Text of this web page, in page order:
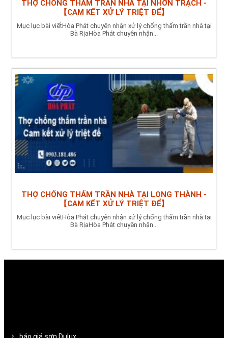
THỢ CHỐNG THẤM TRẦN NHÀ TẠI NHƠN TRẠCH -
【CAM KẾT XỬ LÝ TRIỆT ĐỂ】
Mục lục bài viếtHòa Phát chuyên nhận xử lý chống thấm trần nhà tại
Bà RịaHòa Phát chuyên nhận...
THỢ CHỐNG THẤM TRẦN NHÀ TẠI LONG THÀNH -
【CAM KẾT XỬ LÝ TRIỆT ĐỂ】
Mục lục bài viếtHòa Phát chuyên nhận xử lý chống thấm trần nhà tại
Bà RịaHòa Phát chuyên nhận...